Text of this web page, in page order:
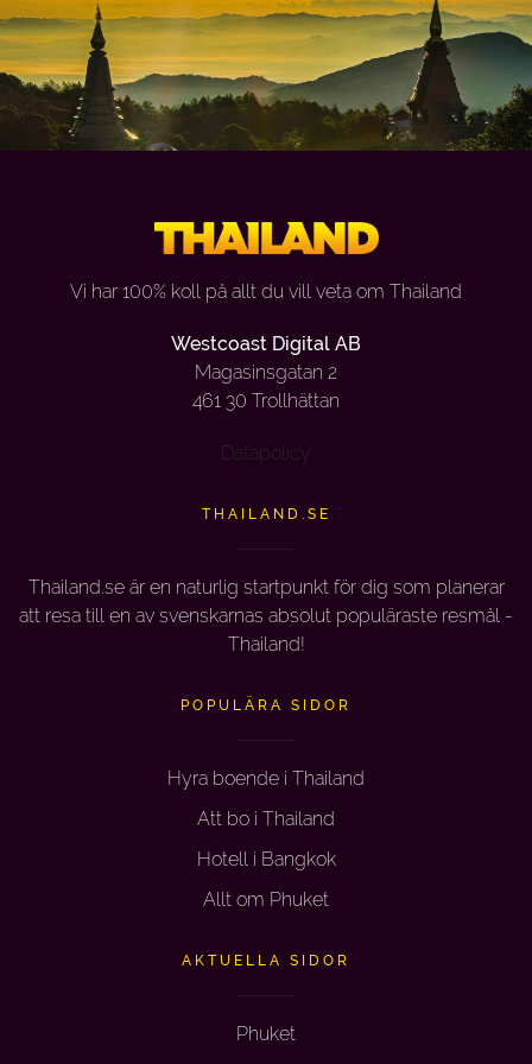
Vi har 100% koll på allt du vill veta om Thailand
Westcoast Digital AB
Magasinsgatan 2
461 30 Trollhättan
Datapolicy
THAILAND.SE
Thailand.se är en naturlig startpunkt för dig som planerar
att resa till en av svenskarnas absolut populäraste resmål -
Thailand!
POPULÄRA SIDOR
Hyra boende i Thailand
Att bo i Thailand
Hotell i Bangkok
Allt om Phuket
AKTUELLA SIDOR
Phuket